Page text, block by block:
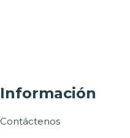
Información
Contáctenos